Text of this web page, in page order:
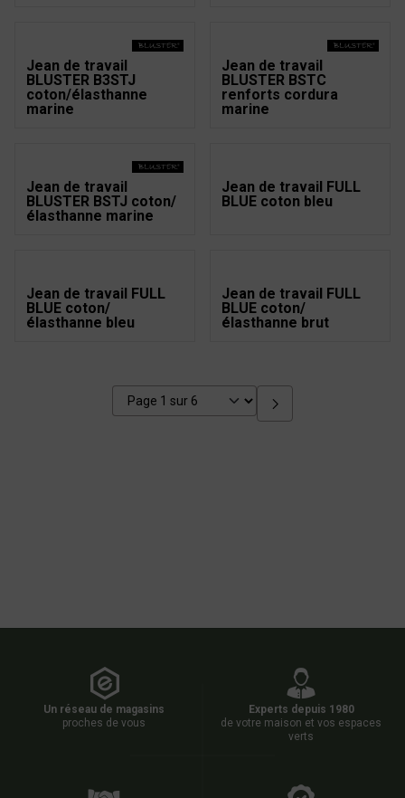
Jean de travail
BLUSTER B3STJ
coton/élasthanne
marine
Jean de travail
BLUSTER BSTC
renforts cordura
marine
Jean de travail
BLUSTER BSTJ coton/
élasthanne marine
Jean de travail FULL
BLUE coton bleu
Jean de travail FULL
BLUE coton/
élasthanne bleu
Jean de travail FULL
BLUE coton/
élasthanne brut
Un réseau de magasins
proches de vous
Experts depuis 1980
de votre maison et vos espaces
verts